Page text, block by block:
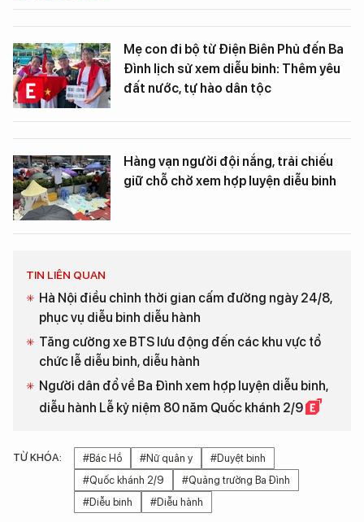
Mẹ con đi bộ từ Điện Biên Phủ đến Ba
Đình lịch sử xem diễu binh: Thêm yêu
đất nước, tự hào dân tộc
Hàng vạn người đội nắng, trải chiếu
giữ chỗ chờ xem hợp luyện diễu binh
TIN LIÊN QUAN
Hà Nội điều chỉnh thời gian cấm đường ngày 24/8,
phục vụ diễu binh diễu hành
Tăng cường xe BTS lưu động đến các khu vực tổ
chức lễ diễu binh, diễu hành
Người dân đổ về Ba Đình xem hợp luyện diễu binh,
diễu hành Lễ kỷ niệm 80 năm Quốc khánh 2/9
TỪ KHÓA: #Bác Hồ #Nữ quân y
#Duyệt binh
#Quốc khánh 2/9
#Quảng trường Ba Đình
#Diễu binh
#Diễu hành